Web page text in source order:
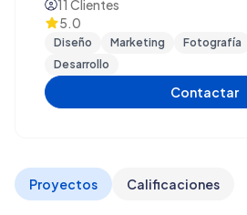
11 Clientes
5.0
Diseño Marketing Fotografía
Desarrollo
Contactar
Proyectos Calificaciones